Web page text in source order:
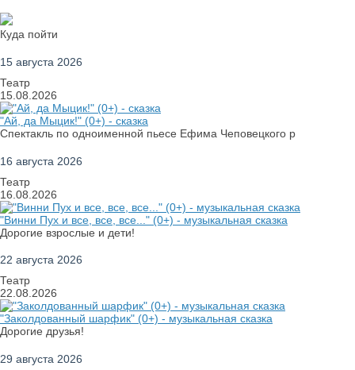
Куда пойти
15 августа 2026
Театр
15.08.2026
"Ай, да Мыцик!" (0+) - сказка
Спектакль по одноименной пьесе Ефима Чеповецкого р
16 августа 2026
Театр
16.08.2026
"Винни Пух и все, все, все..." (0+) - музыкальная сказка
Дорогие взрослые и дети!
22 августа 2026
Театр
22.08.2026
"Заколдованный шарфик" (0+) - музыкальная сказка
Дорогие друзья!
29 августа 2026